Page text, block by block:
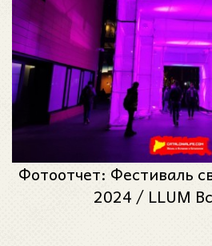
Фотоотчет: Фестиваль
2024 / LLUM